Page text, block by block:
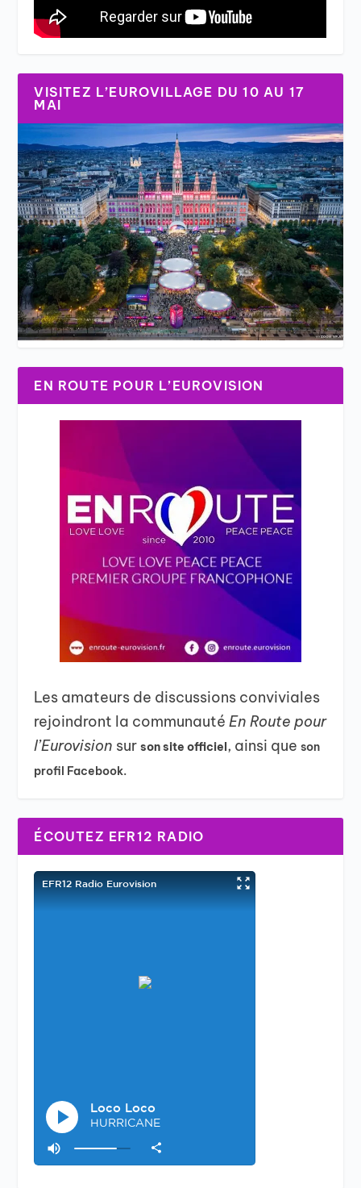
VISITEZ L’EUROVILLAGE DU 10 AU 17
MAI
EN ROUTE POUR L’EUROVISION
Les amateurs de discussions conviviales
rejoindront la communautéEn Route pour
l’Eurovision surson site officiel, ainsi queson
profil Facebook.
ÉCOUTEZ EFR12 RADIO